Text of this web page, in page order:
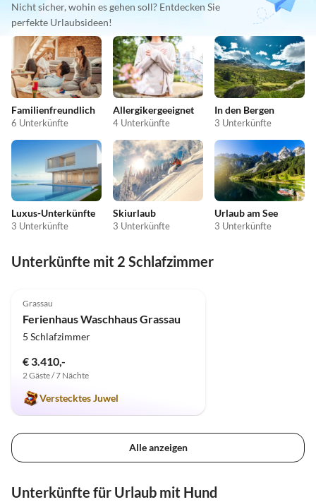
Nicht sicher, wohin es gehen soll? Entdecken Sie
perfekte Urlaubsideen!
Familienfreundlich
6 Unterkünfte
Allergikergeeignet
4 Unterkünfte
In den Bergen
3 Unterkünfte
Luxus-Unterkünfte
3 Unterkünfte
Skiurlaub
3 Unterkünfte
Urlaub am See
3 Unterkünfte
Unterkünfte mit 2 Schlafzimmer
Grassau
Ferienhaus Waschhaus Grassau
5 Schlafzimmer
€ 3.410,-
2 Gäste / 7 Nächte
Verstecktes Juwel
Alle anzeigen
Unterkünfte für Urlaub mit Hund